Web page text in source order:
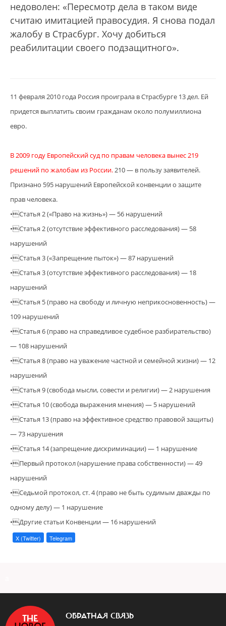
недоволен: «Пересмотр дела в таком виде
считаю имитацией правосудия. Я снова подал
жалобу в Страсбург. Хочу добиться
реабилитации своего подзащитного».
11 февраля 2010 года Россия проиграла в Страсбурге 13 дел. Ей
придется выплатить своим гражданам около полумиллиона
евро.
В 2009 году Европейский суд по правам человека вынес 219
решений по жалобам из России.210 — в пользу заявителей.
Признано 595 нарушений Европейской конвенции о защите
прав человека.
•Статья 2 («Право на жизнь») — 56 нарушений
•Статья 2 (отсутствие эффективного расследования) — 58
нарушений
•Статья 3 («Запрещение пыток») — 87 нарушений
•Статья 3 (отсутствие эффективного расследования) — 18
нарушений
•Статья 5 (право на свободу и личную неприкосновенность) —
109 нарушений
•Статья 6 (право на справедливое судебное разбирательство)
— 108 нарушений
•Статья 8 (право на уважение частной и семейной жизни) — 12
нарушений
•Статья 9 (свобода мысли, совести и религии) — 2 нарушения
•Статья 10 (свобода выражения мнения) — 5 нарушений
•Статья 13 (право на эффективное средство правовой защиты)
— 73 нарушения
•Статья 14 (запрещение дискриминации) — 1 нарушение
•Первый протокол (нарушение права собственности) — 49
нарушений
•Седьмой протокол, ст. 4 (право не быть судимым дважды по
одному делу) — 1 нарушение
•Другие статьи Конвенции — 16 нарушений
X (Twitter) Telegram
ОБРАТНАЯ СВЯЗЬ